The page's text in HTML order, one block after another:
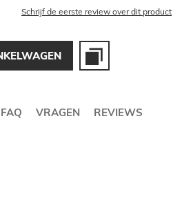
Schrijf de eerste review over dit product
FAQ VRAGEN REVIEWS